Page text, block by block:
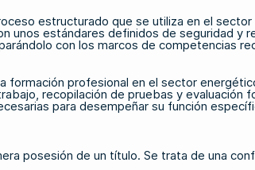
estructurado que se utiliza en el
unos estándares definidos de seguridad y
con los marcos de competencias
formación profesional en el sector
recopilación de pruebas y
para desempeñar su función
posesión de un título. Se trata de una